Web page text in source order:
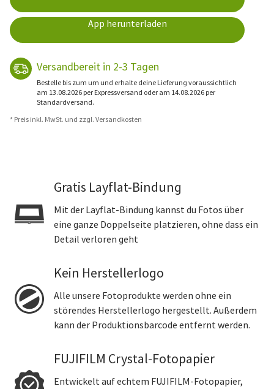
App herunterladen
Versandbereit in 2-3 Tagen
Bestelle bis zum um und erhalte deine Lieferung voraussichtlich
am 13.08.2026 per Expressversand oder am 14.08.2026 per
Standardversand.
* Preis inkl. MwSt. und zzgl. Versandkosten
Gratis Layflat-Bindung
Mit der Layflat-Bindung kannst du Fotos über
eine ganze Doppelseite platzieren, ohne dass ein
Detail verloren geht
Kein Herstellerlogo
Alle unsere Fotoprodukte werden ohne ein
störendes Herstellerlogo hergestellt. Außerdem
kann der Produktionsbarcode entfernt werden.
FUJIFILM Crystal-Fotopapier
Entwickelt auf echtem FUJIFILM-Fotopapier,